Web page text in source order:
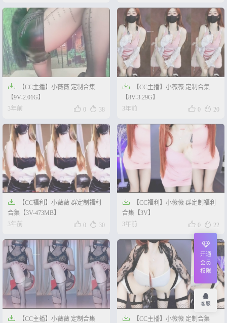

【CC主播】小薇薇 定制合集
【9V-2.01G】
3年前
 0  38

【CC主播】小薇薇 定制合集
【8V-3.29G】
3年前
 0  20

【CC福利】小薇薇 群定制福利
合集【3V-473MB】
3年前
 0  30

【CC福利】小薇薇 群定制福利
合集【3V】
3年前
 0  22

【CC主播】小薇薇 定制合集

【CC主播】小薇薇 定制合集
开通
会员
权限
客服